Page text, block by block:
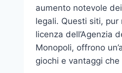
aumento notevole
legali. Questi siti, pur
licenza dell’Agenzia
Monopoli, offrono
giochi e vantaggi